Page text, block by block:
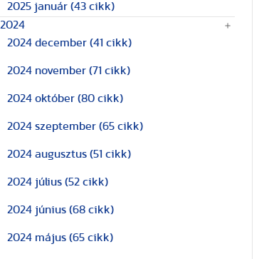
2025 január (43 cikk)
2024
2024 december (41 cikk)
2024 november (71 cikk)
2024 október (80 cikk)
2024 szeptember (65 cikk)
2024 augusztus (51 cikk)
2024 július (52 cikk)
2024 június (68 cikk)
2024 május (65 cikk)